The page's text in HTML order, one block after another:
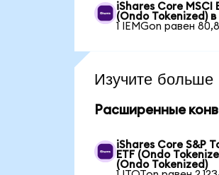
iShares Core MSCI
(Ondo Tokenized)
1 IEMGon равен
Изучите больше
Расширенные
iShares Core S&P
ETF (Ondo
(Ondo Tokenized)